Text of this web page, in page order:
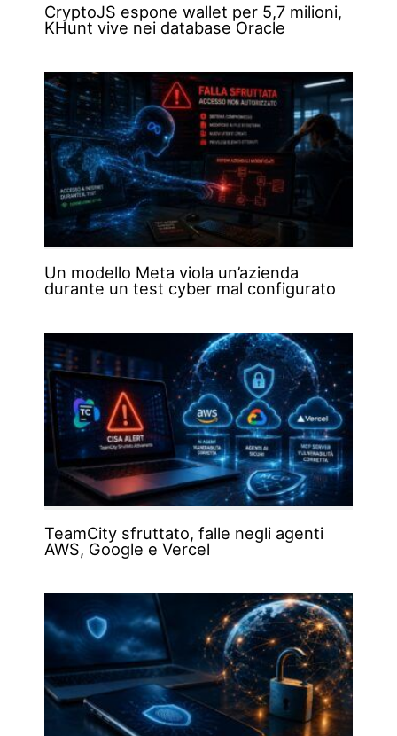
CryptoJS espone wallet per 5,7 milioni,
KHunt vive nei database Oracle
Un modello Meta viola un’azienda
durante un test cyber mal configurato
TeamCity sfruttato, falle negli agenti
AWS, Google e Vercel